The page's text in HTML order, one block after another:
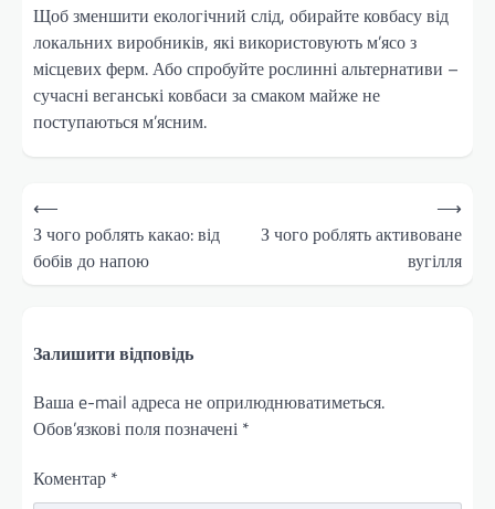
Щоб зменшити екологічний слід, обирайте ковбасу від
локальних виробників, які використовують м’ясо з
місцевих ферм. Або спробуйте рослинні альтернативи –
сучасні веганські ковбаси за смаком майже не
поступаються м’ясним.
Навігація
записів
⟵
З чого роблять какао: від
бобів до напою
З чого роблять активоване
вугілля
⟶
Залишити відповідь
Ваша e-mail адреса не оприлюднюватиметься.
Обов’язкові поля позначені *
Коментар *